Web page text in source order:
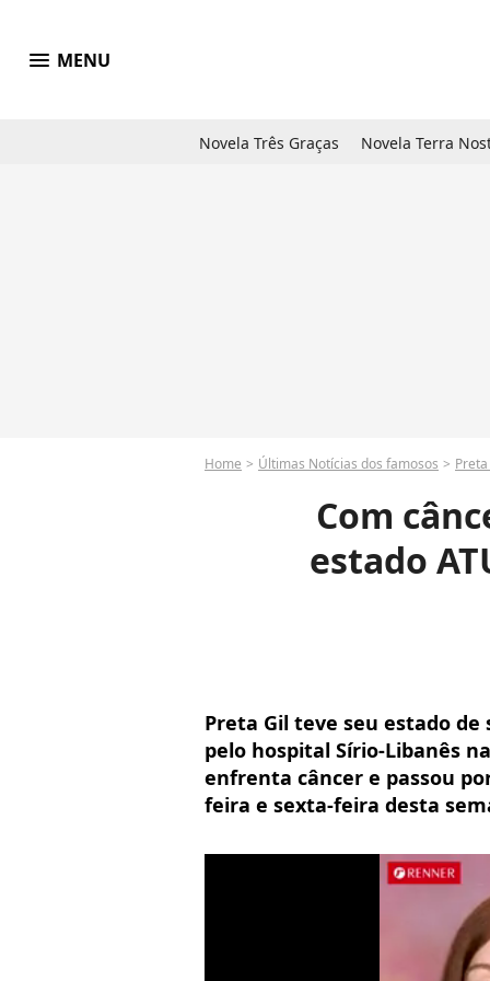
menu MENU
Novela Três Graças Novela Terra
Home Últimas Notícias dos famosos
Com
estado
Preta Gil teve seu estado
pelo hospital Sírio-Libanês
enfrenta câncer e passou
feira e sexta-feira desta